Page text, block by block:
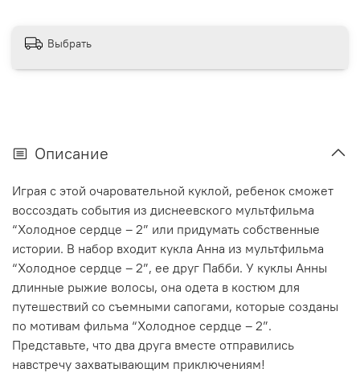
Выбрать
Описание
Играя с этой очаровательной куклой, ребенок сможет
воссоздать события из диснеевского мультфильма
“Холодное сердце – 2” или придумать собственные
истории. В набор входит кукла Анна из мультфильма
“Холодное сердце – 2”, ее друг Пабби. У куклы Анны
длинные рыжие волосы, она одета в костюм для
путешествий со съемными сапогами, которые созданы
по мотивам фильма “Холодное сердце – 2”.
Представьте, что два друга вместе отправились
навстречу захватывающим приключениям!